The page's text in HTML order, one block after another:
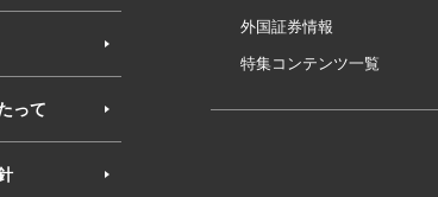
って
外国証券情報
特集コンテンツ一覧